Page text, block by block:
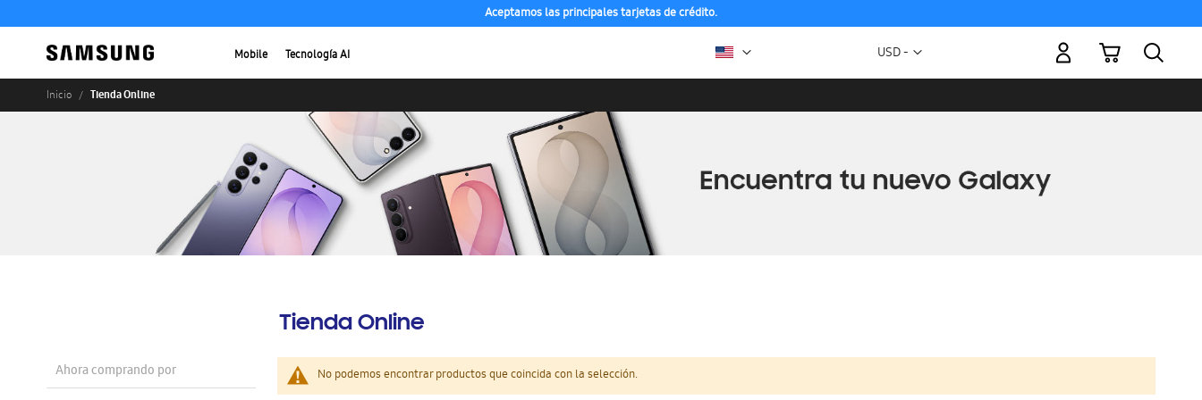
Aceptamos las principales tarjetas de crédito.
Mobile Tecnología AI Moneda
USD -
Mi carrito
Inicio Tienda Online
Tienda Online
No podemos encontrar productos que coincida con la selección.
Ahora comprando por